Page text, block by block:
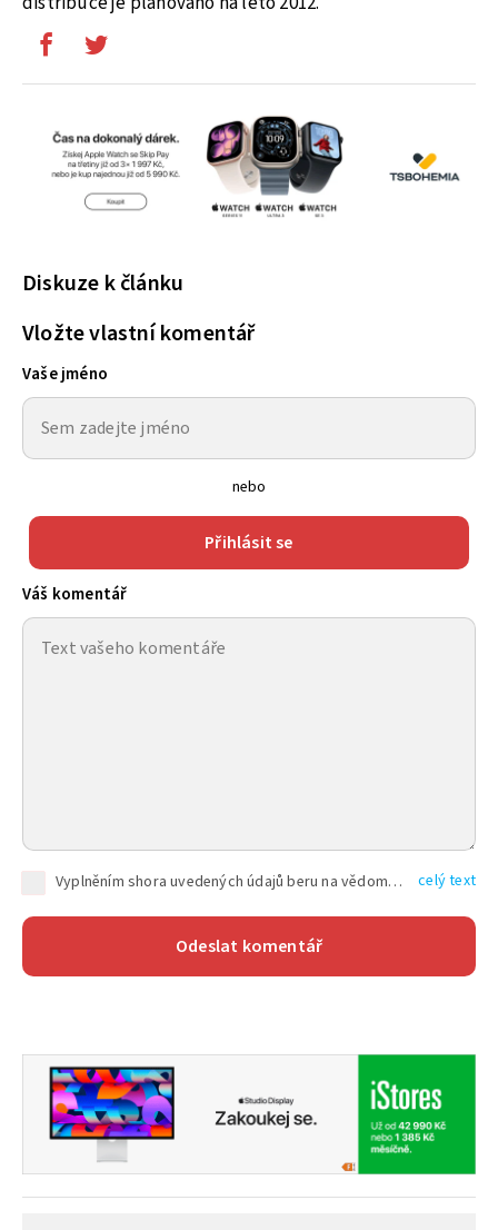
Diskuze k článku
Vložte vlastní komentář
Vaše jméno
nebo
Přihlásit se
Váš komentář
Vyplněním shora uvedených údajů beru na vědomí, že společnost TEXT FACTORY s.r.o., sídlem Brno, Durďákova 336/29, Černá Pole, PSČ: 613 00, IČ: 06157831, zapsané u Krajského soudu v Brně, oddíl C, vložka 100399, bude zpracovávat mé osobní údaje uvedené v rámci mnou vyplněného registračního formuláře na základě oprávněných zájmů TEXT FACTORY s.r.o. dle čl. 6 odst. 1 písm. f) GDPR a pro splnění právních povinností (čl. 6 odst. 1 písm. c) GDPR), a to pro tyto účely: nezbytnost zajistit oprávnění návštěvníka webových stránek provozovaných společností TEXT FACTORY s.r.o. přispívat aktivně ke zveřejněným článkům nebo v rámci diskusních fór a výkon práv TEXT FACTORY s.r.o. jako administrátora těchto diskusních fór. Více informací o zpracování osobních údajů a právech lze nalézt v celý text